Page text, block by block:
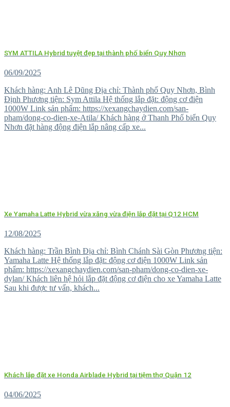
SYM ATTILA Hybrid tuyệt đẹp tại thành phố biển Quy Nhơn
06/09/2025
Khách hàng: Anh Lê Dũng Địa chỉ: Thành phố Quy Nhơn, Bình
Định Phương tiện: Sym Attila Hệ thống lắp đặt: động cơ điện
1000W Link sản phẩm: https://xexangchaydien.com/san-
pham/dong-co-dien-xe-Atila/ Khách hàng ở Thanh Phố biển Quy
Nhơn đặt hàng động điện lắp nâng cấp xe...
Xe Yamaha Latte Hybrid vừa xăng vừa điện lắp đặt tại Q12 HCM
12/08/2025
Khách hàng: Trần Bình Địa chỉ: Bình Chánh Sài Gòn Phương tiện:
Yamaha Latte Hệ thống lắp đặt: động cơ điện 1000W Link sản
phẩm: https://xexangchaydien.com/san-pham/dong-co-dien-xe-
dylan/ Khách liên hệ hỏi lắp đặt động cơ điện cho xe Yamaha Latte
Sau khi được tư vấn, khách...
Khách lắp đặt xe Honda Airblade Hybrid tại tiệm thợ Quận 12
04/06/2025